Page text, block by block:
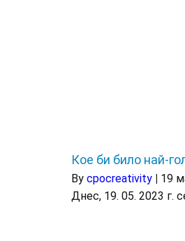
Кое би било най-
By cpocreativity | 19
Днес, 19. 05. 2023 г.